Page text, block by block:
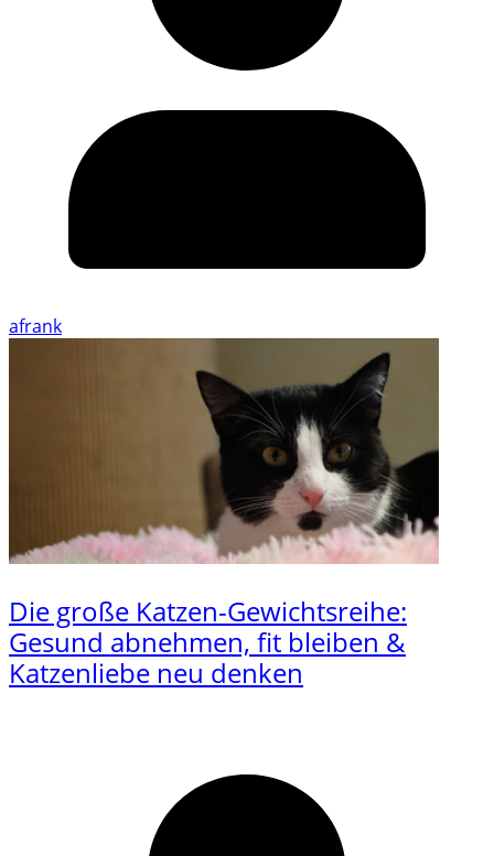
afrank
Die große Katzen-Gewichtsreihe:
Gesund abnehmen, fit bleiben &
Katzenliebe neu denken